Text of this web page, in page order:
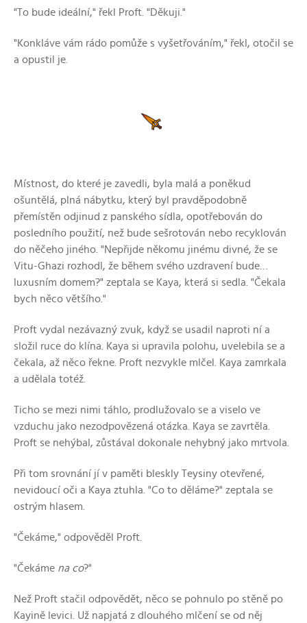
"To bude ideální," řekl Proft. "Děkuji."
"Konkláve vám rádo pomůže s vyšetřováním," řekl, otočil se
a opustil je.
Místnost, do které je zavedli, byla malá a poněkud
ošuntělá, plná nábytku, který byl pravděpodobně
přemístěn odjinud z panského sídla, opotřebován do
posledního použití, než bude sešrotován nebo recyklován
do něčeho jiného. "Nepřijde někomu jinému divné, že se
Vitu-Ghazi rozhodl, že během svého uzdravení bude…
luxusním domem?" zeptala se Kaya, která si sedla. "Čekala
bych něco většího."
Proft vydal nezávazný zvuk, když se usadil naproti ní a
složil ruce do klína. Kaya si upravila polohu, uvelebila se a
čekala, až něco řekne. Proft nezvykle mlčel. Kaya zamrkala
a udělala totéž.
Ticho se mezi nimi táhlo, prodlužovalo se a viselo ve
vzduchu jako nezodpovězená otázka. Kaya se zavrtěla.
Proft se nehýbal, zůstával dokonale nehybný jako mrtvola.
Při tom srovnání jí v paměti bleskly Teysiny otevřené,
nevidoucí oči a Kaya ztuhla. "Co to děláme?" zeptala se
ostrým hlasem.
"Čekáme," odpověděl Proft.
"Čekáme na co?"
Než Proft stačil odpovědět, něco se pohnulo po stěně po
Kayině levici. Už napjatá z dlouhého mlčení se od něj